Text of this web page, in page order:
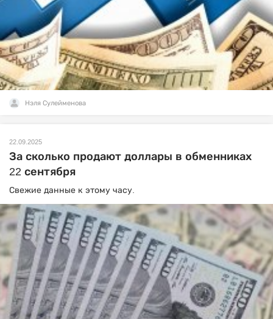
Нэля Сулейменова
22.09.2025
За сколько продают доллары в обменниках
22 сентября
Свежие данные к этому часу.